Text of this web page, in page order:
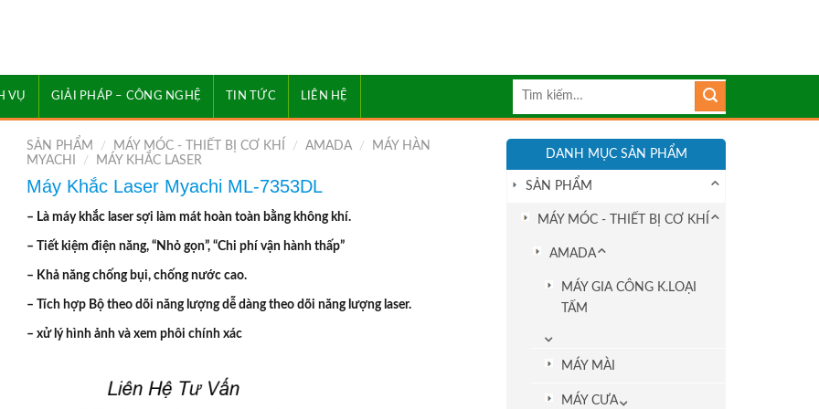
VỤ GIẢI PHÁP – CÔNG NGHỆ TIN TỨC LIÊN HỆ
DANH MỤC SẢN PHẨM
SẢN PHẨM
MÁY MÓC - THIẾT BỊ CƠ KHÍ
AMADA
MÁY GIA CÔNG K.LOẠI
TẤM
MÁY MÀI
MÁY CƯA
SẢN PHẨM / MÁY MÓC - THIẾT BỊ CƠ KHÍ / AMADA /
MÁY HÀN
MYACHI
/ MÁY KHẮC LASER
Máy Khắc Laser Myachi ML-7353DL
– Là máy khắc laser sợi làm mát hoàn toàn bằng không khí.
– Tiết kiệm điện năng, “Nhỏ gọn”, “Chi phí vận hành thấp”
– Khả năng chống bụi, chống nước cao.
– Tích hợp Bộ theo dõi năng lượng dễ dàng theo dõi năng lượng laser.
– xử lý hình ảnh và xem phôi chính xác